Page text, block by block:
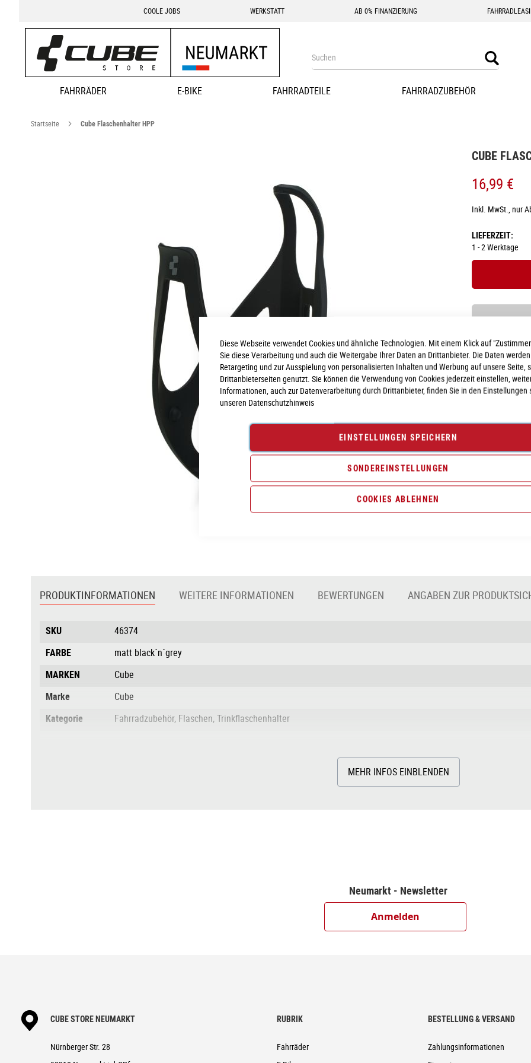
Diese Webseite verwendet Cookies und ähnliche Technologien. Mit einem Klick auf
Sie diese Verarbeitung und auch die Weitergabe Ihrer Daten an Drittanbieter. Die Daten
Retargeting und zur Ausspielung von personalisierten Inhalten und Werbung auf unsere Seite,
Drittanbieterseiten genutzt. Sie können die Verwendung von Cookies jederzeit einstellen,
Informationen, auch zur Datenverarbeitung durch Drittanbieter, finden Sie in den Einstellungen
unseren Datenschutzhinweis
EINSTELLUNGEN SPEICHERN
SONDEREINSTELLUNGEN
COOKIES ABLEHNEN
COOLE JOBS WERKSTATT AB 0% FINANZIERUNG
Search Search
FAHRRÄDER E-BIKE FAHRRADTEILE FAHRRADZUBEHÖR
Startseite Cube Flaschenhalter HPP
der
Bildgalerie
CUBE
16,99 €
Inkl. MwSt., nur
LIEFERZEIT
1 - 2 Werktage
Vergleichsliste:
PRODUKTINFORMATIONEN
Produktinformationen
SKU
46374
FARBE
matt black´n´grey
MARKEN
Cube
Marke
Cube
Kategorie
Fahrradzubehör, Flaschen, Trinkflaschenhalter
MEHR INFOS EINBLENDEN
WEITERE INFORMATIONEN BEWERTUNGEN ANGABEN ZUR
Neumarkt - Newsletter
Anmelden
CUBE STORE NEUMARKT
Nürnberger Str. 28
RUBRIK
Fahrräder
BESTELLUNG & VERSAND
Zahlungsinformationen